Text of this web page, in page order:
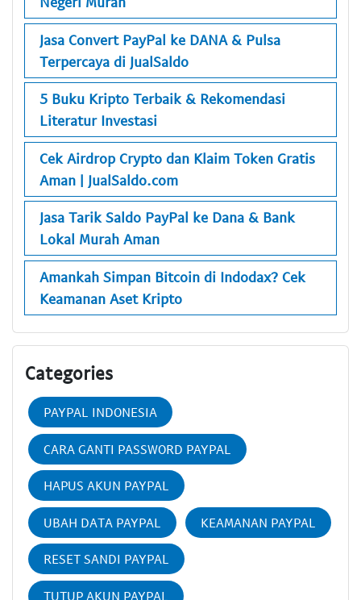
Jasa Convert PayPal ke DANA & Pulsa
Terpercaya di JualSaldo
5 Buku Kripto Terbaik & Rekomendasi
Literatur Investasi
Cek Airdrop Crypto dan Klaim Token Gratis
Aman | JualSaldo.com
Jasa Tarik Saldo PayPal ke Dana & Bank
Lokal Murah Aman
Amankah Simpan Bitcoin di Indodax? Cek
Keamanan Aset Kripto
Categories
PAYPAL INDONESIA
CARA GANTI PASSWORD PAYPAL
HAPUS AKUN PAYPAL
UBAH DATA PAYPAL KEAMANAN PAYPAL
RESET SANDI PAYPAL
TUTUP AKUN PAYPAL